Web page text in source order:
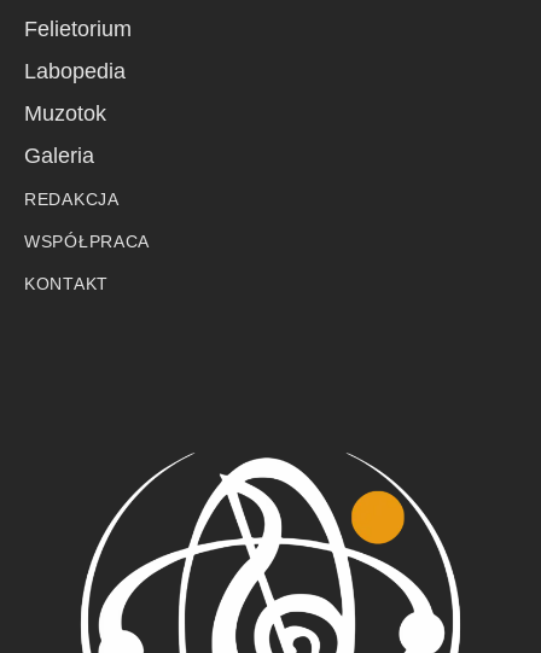
Felietorium
Labopedia
Muzotok
Galeria
REDAKCJA
WSPÓŁPRACA
KONTAKT